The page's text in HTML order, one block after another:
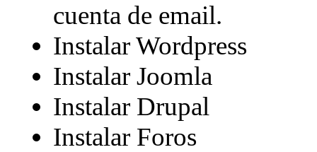
cuenta de email.
Instalar Wordpress
Instalar Joomla
Instalar Drupal
Instalar Foros